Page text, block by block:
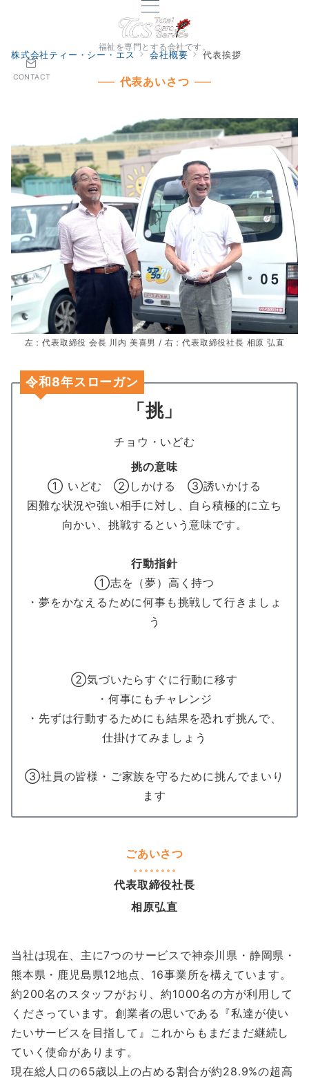
福祉を専門とする会社です。
CONTACT
株式会社ティー・シー・エス 会社概要 代表挨拶
代表あいさつ
左：代表取締役 会長 川内 美喜男 / 右：代表取締役社長 相原 弘直
令和8年スローガン
「挑」
チョウ・いどむ
挑の意味
① いどむ ②しかける ③誘いかける
困難な状況や強い相手に対し、自ら積極的に立ち
向かい、挑戦するという意味です。
行動指針
①志を（夢）高く持つ
・夢をかなえるために何事も挑戦して行きましょ
う
②気づいたらすぐに行動に移す
・何事にもチャレンジ
・先ずは行動するためにも結果を恐れず挑んで、
仕掛けてみましょう
③社員の皆様・ご家族を守るために挑んでまいり
ます
ごあいさつ
代表取締役社長
相原弘直
当社は現在、主に7つのサービスで神奈川県・静岡県・
熊本県・鹿児島県12地点、16事業所を構えています。
約200名のスタッフがおり、約1000名の方が利用して
くださっています。創業者の思いである『私達が使い
たいサービスを目指して』これからもまだまだ継続し
ていく使命があります。
現在総人口の65歳以上の占める割合が約28.9%の超高